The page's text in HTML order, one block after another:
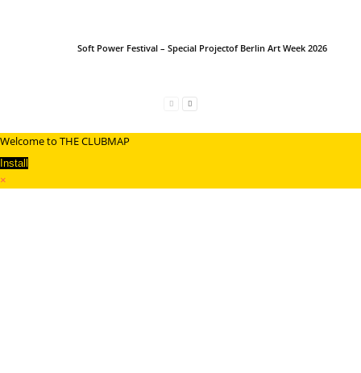
Soft Power Festival – Special Projectof Berlin Art Week 2026
Welcome to THE CLUBMAP
Install
×